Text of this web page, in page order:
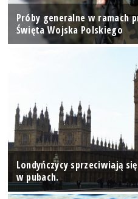
Próby generalne w ramach
Święta Wojska Polskiego
Londyńczycy sprzeciwiają
w pubach.